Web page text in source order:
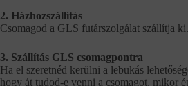
2. Házhozszállítás
Csomagod a GLS futárszolgálat szállítja
3. Szállítás GLS csomagpontra
Ha el szeretnéd kerülni a lebukás
hogy át tudod-e venni a csomagot, mikor